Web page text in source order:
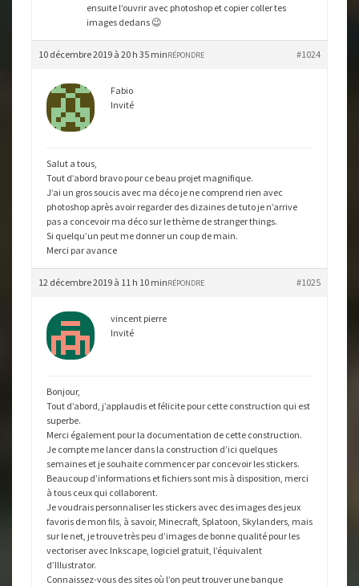
ensuite l’ouvrir avec photoshop et copier coller tes
images dedans 😉
10 décembre 2019 à 20 h 35 min #1024
RÉPONDRE
Fabio
Invité
Salut a tous,
Tout d’abord bravo pour ce beau projet magnifique.
J’ai un gros soucis avec ma déco je ne comprend rien avec
photoshop après avoir regarder des dizaines de tuto je n’arrive
pas a concevoir ma déco sur le thème de stranger things.
Si quelqu’un peut me donner un coup de main.
Merci par avance
12 décembre 2019 à 11 h 10 min #1025
RÉPONDRE
vincent pierre
Invité
Bonjour,
Tout d’abord, j’applaudis et félicite pour cette construction qui est
superbe.
Merci également pour la documentation de cette construction.
Je compte me lancer dans la construction d’ici quelques
semaines et je souhaite commencer par concevoir les stickers.
Beaucoup d’informations et fichiers sont mis à disposition, merci
à tous ceux qui collaborent.
Je voudrais personnaliser les stickers avec des images des jeux
favoris de mon fils, à savoir, Minecraft, Splatoon, Skylanders, mais
sur le net, je trouve très peu d’images de bonne qualité pour les
vectoriser avec Inkscape, logiciel gratuit, l’équivalent
d’Illustrator.
Connaissez-vous des sites où l’on peut trouver une banque